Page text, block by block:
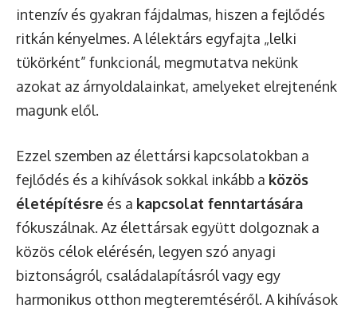
intenzív és gyakran fájdalmas, hiszen a fejlődés
ritkán kényelmes. A lélektárs egyfajta „lelki
tükörként” funkcionál, megmutatva nekünk
azokat az árnyoldalainkat, amelyeket elrejtenénk
magunk elől.
Ezzel szemben az élettársi kapcsolatokban a
fejlődés és a kihívások sokkal inkább a közös
életépítésre és a kapcsolat fenntartására
fókuszálnak. Az élettársak együtt dolgoznak a
közös célok elérésén, legyen szó anyagi
biztonságról, családalapításról vagy egy
harmonikus otthon megteremtéséről. A kihívások